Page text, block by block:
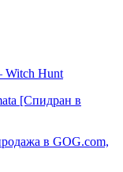
Hunt
[Спидран в
в GOG.com,